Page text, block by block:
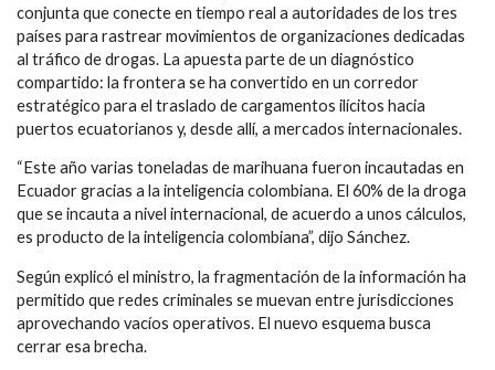
conjunta que conecte en tiempo real a autoridades de los tres
países para rastrear movimientos de organizaciones dedicadas
al tráfico de drogas. La apuesta parte de un diagnóstico
compartido: la frontera se ha convertido en un corredor
estratégico para el traslado de cargamentos ilícitos hacia
puertos ecuatorianos y, desde allí, a mercados internacionales.
“Este año varias toneladas de marihuana fueron incautadas en
Ecuador gracias a la inteligencia colombiana. El 60% de la droga
que se incauta a nivel internacional, de acuerdo a unos cálculos,
es producto de la inteligencia colombiana”, dijo Sánchez.
Según explicó el ministro, la fragmentación de la información ha
permitido que redes criminales se muevan entre jurisdicciones
aprovechando vacíos operativos. El nuevo esquema busca
cerrar esa brecha.